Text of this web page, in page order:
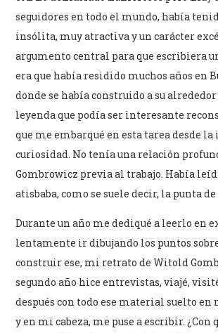
seguidores en todo el mundo, había
insólita, muy atractiva y un carácter
argumento central para que escribiera
era que había residido muchos años en
donde se había construido a su
leyenda que podía ser interesante
que me embarqué en esta tarea desde
curiosidad. No tenía una relación
Gombrowicz previa al trabajo. Había
atisbaba, como se suele decir, la punta
Durante un año me dediqué a leerlo en
lentamente ir dibujando los puntos
construir ese, mi retrato de Witold
segundo año hice entrevistas, viajé,
después con todo ese material suelto
y en mi cabeza, me puse a escribir. ¿Con